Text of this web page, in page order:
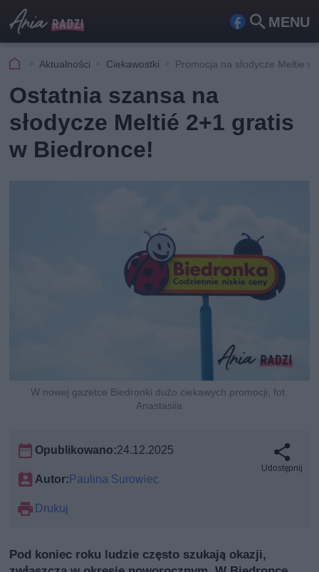
MENU
Fa
ceb
ook
Szu
kaj
Aktualności Ciekawostki Promocja na słodycze Meltie w
Ostatnia szansa na
słodycze Meltié 2+1 gratis
w Biedronce!
W nowej gazetce Biedronki dużo ciekawych promocji, fot.
Anastasiia
Opublikowano:24.12.2025
Autor:Paulina Surowiec
Drukuj
Udostępnij
Pod koniec roku ludzie często szukają okazji,